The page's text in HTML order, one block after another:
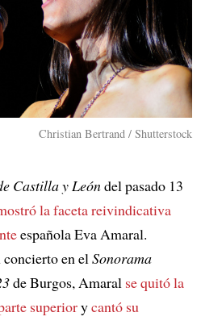
Christian Bertrand / Shutterstock
Castilla y Leóndel pasado 13
la faceta reivindicativa
española Eva Amaral.
en el Sonorama
de Burgos, Amaral se quitó la
superiorycantó su